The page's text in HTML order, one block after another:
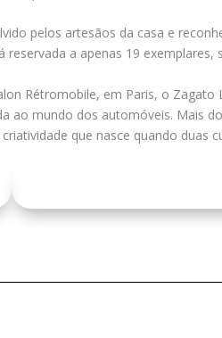
pelos artesãos da casa e
a apenas 19
Rétromobile, em Paris, o
ao mundo dos automóveis. Mais
que nasce quando duas